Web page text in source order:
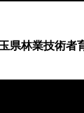
県林業技術者